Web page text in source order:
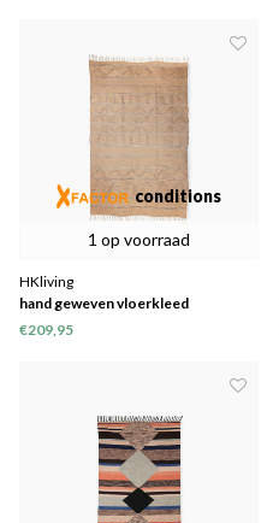
1 op voorraad
conditions
HKliving
hand geweven vloerkleed
binnen/buiten naturel (150x240)
€209,95